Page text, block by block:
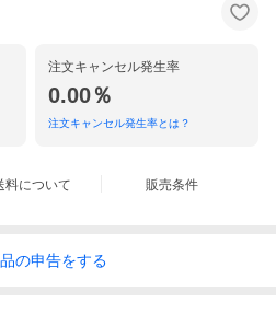
注文キャンセル発生率
0.00％
注文キャンセル発生率とは？
料について 販売条件
の申告をする